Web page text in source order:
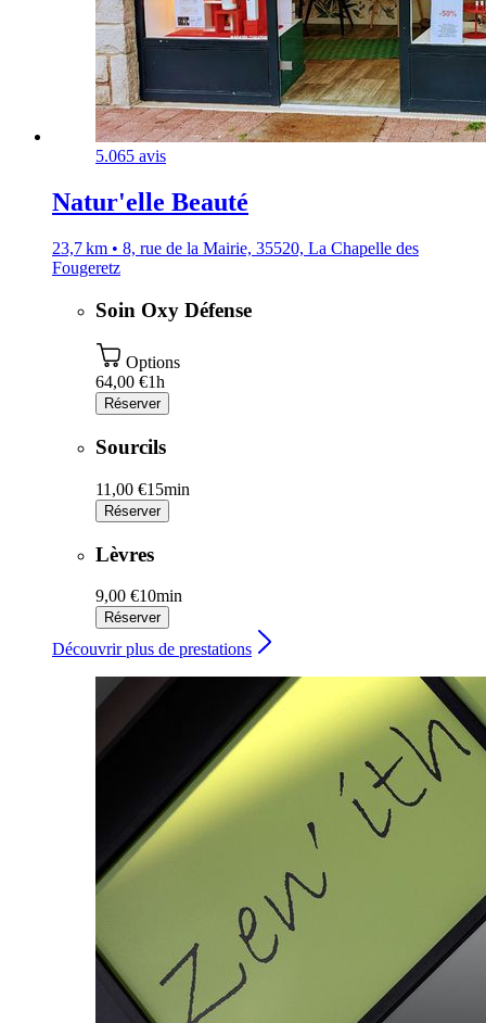
5.065 avis
Natur'elle Beauté
23,7 km • 8, rue de la Mairie, 35520, La Chapelle des
Fougeretz
Soin Oxy Défense
Options
64,00 €1h
Réserver
Sourcils
11,00 €15min
Réserver
Lèvres
9,00 €10min
Réserver
Découvrir plus de prestations